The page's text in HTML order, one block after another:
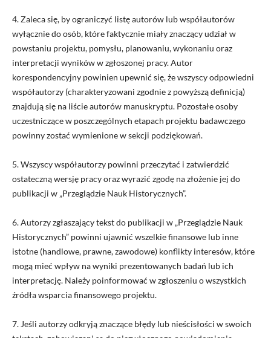
4. Zaleca się, by ograniczyć listę autorów lub współautorów
wyłącznie do osób, które faktycznie miały znaczący udział w
powstaniu projektu, pomysłu, planowaniu, wykonaniu oraz
interpretacji wyników w zgłoszonej pracy. Autor
korespondencyjny powinien upewnić się, że wszyscy odpowiedni
współautorzy (charakteryzowani zgodnie z powyższą definicją)
znajdują się na liście autorów manuskryptu. Pozostałe osoby
uczestniczące w poszczególnych etapach projektu badawczego
powinny zostać wymienione w sekcji podziękowań.
5. Wszyscy współautorzy powinni przeczytać i zatwierdzić
ostateczną wersję pracy oraz wyrazić zgodę na złożenie jej do
publikacji w „Przeglądzie Nauk Historycznych”.
6. Autorzy zgłaszający tekst do publikacji w „Przeglądzie Nauk
Historycznych”powinni ujawnić wszelkie finansowe lub inne
istotne (handlowe, prawne, zawodowe) konflikty interesów, które
mogą mieć wpływ na wyniki prezentowanych badań lub ich
interpretację. Należy poinformować w zgłoszeniu o wszystkich
źródła wsparcia finansowego projektu.
7. Jeśli autorzy odkryją znaczące błędy lub nieścisłości w swoich